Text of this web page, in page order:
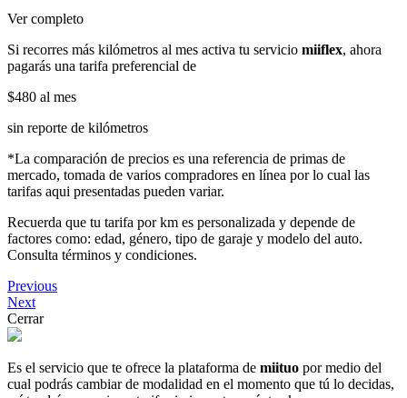
Ver completo
Si recorres más kilómetros al mes activa tu servicio miiflex, ahora
pagarás una tarifa preferencial de
$480 al mes
sin reporte de kilómetros
*La comparación de precios es una referencia de primas de
mercado, tomada de varios compradores en línea por lo cual las
tarifas aqui presentadas pueden variar.
Recuerda que tu tarifa por km es personalizada y depende de
factores como: edad, género, tipo de garaje y modelo del auto.
Consulta términos y condiciones.
Previous
Next
Cerrar
Es el servicio que te ofrece la plataforma de miituo por medio del
cual podrás cambiar de modalidad en el momento que tú lo decidas,